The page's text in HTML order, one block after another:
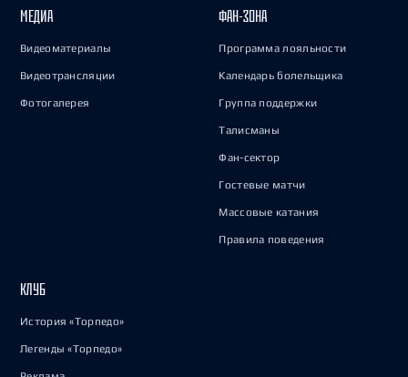
МЕДИА
Видеоматериалы
Видеотрансляции
Фотогалерея
ФАН-ЗОНА
Программа лояльности
Календарь болельщика
Группа поддержки
Талисманы
Фан-сектор
Гостевые матчи
Массовые катания
Правила поведения
КЛУБ
История «Торпедо»
Легенды «Торпедо»